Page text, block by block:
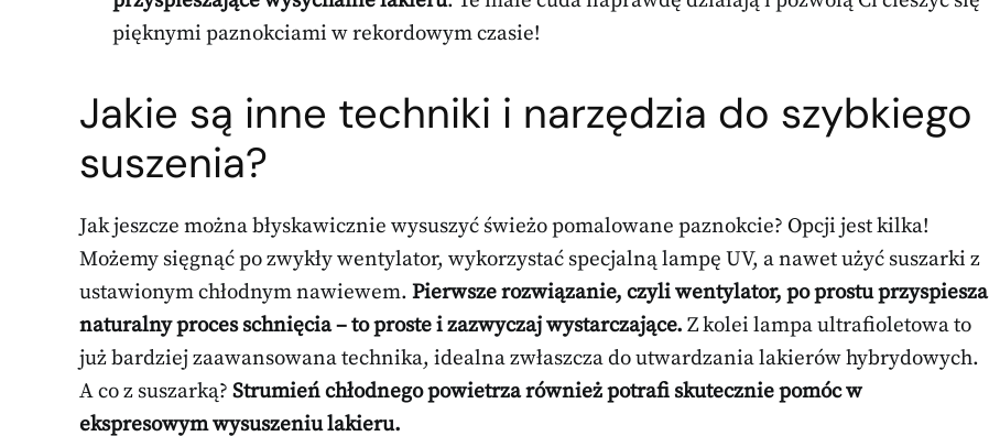
pięknymi paznokciami w rekordowym czasie!
Jakie są inne techniki i narzędzia do szybkiego
suszenia?
Jak jeszcze można błyskawicznie wysuszyć świeżo pomalowane paznokcie? Opcji jest kilka!
Możemy sięgnąć po zwykły wentylator, wykorzystać specjalną lampę UV, a nawet użyć suszarki z
ustawionym chłodnym nawiewem. Pierwsze rozwiązanie, czyli wentylator, po prostu przyspiesza
naturalny proces schnięcia – to proste i zazwyczaj wystarczające. Z kolei lampa ultrafioletowa to
już bardziej zaawansowana technika, idealna zwłaszcza do utwardzania lakierów hybrydowych.
A co z suszarką? Strumień chłodnego powietrza również potrafi skutecznie pomóc w
ekspresowym wysuszeniu lakieru.